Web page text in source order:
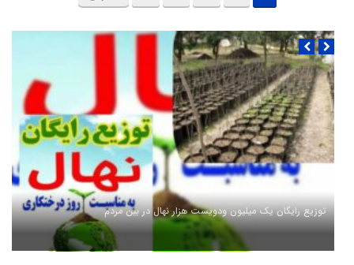
توزیع رایگان یک میلیون ودویست هزار نهال در بین مردم